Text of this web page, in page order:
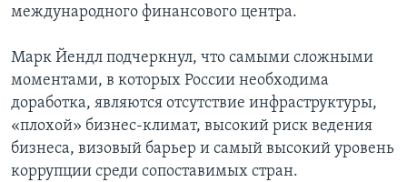
международного финансового центра.
Марк Йендл подчеркнул, что самыми сложными
моментами, в которых России необходима
доработка, являются отсутствие инфраструктуры,
«плохой» бизнес-климат, высокий риск ведения
бизнеса, визовый барьер и самый высокий уровень
коррупции среди сопоставимых стран.